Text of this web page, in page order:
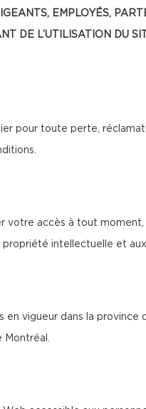
EMPLOYÉS,
DE L’UTILISATION DU
pour toute perte,
votre accès à tout
intellectuelle et
en vigueur dans la
Montréal.